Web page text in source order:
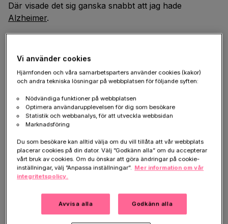
Där visade det sig ganska snabbt att jag hade
Alzheimer.
– Jag blev inte så chockad, eftersom jag hade anat att
något var fel. Det jobbigaste just då var egentligen att
jag blev sjukskriven och fick väldigt dåligt med pengar.
Tack och lov kunde jag få ut mina
pensionsbesparingar och betala av en massa saker,
så att jag kunde börja leva billigare.
Hur är tillvaron idag?
– Än så länge går det hyfsat. Jag har två mediciner
som lindrar symptomen. Jag glömmer en del ord, men
annars klarar jag fortfarande det mesta. Och livet här
hemma är underbart. Jag har en fantastisk sambo
som jag delar intressen med. Vi odlar mycket, har
många djur och vandrar i de vackra markerna
Vi använder cookies
Hjärnfonden och våra samarbetsparters använder cookies (kakor)
och andra tekniska lösningar på webbplatsen för följande syften:
Nödvändiga funktioner på webbplatsen
Optimera användarupplevelsen för dig som besökare
Statistik och webbanalys, för att utveckla webbsidan
Marknadsföring
Du som besökare kan alltid välja om du vill tillåta att vår webbplats
placerar cookies på din dator. Välj ”Godkänn alla” om du accepterar
vårt bruk av cookies. Om du önskar att göra ändringar på cookie-
inställningar, välj ”Anpassa inställningar”. Mer information om vår
integritetspolicy.
Avvisa alla Godkänn alla